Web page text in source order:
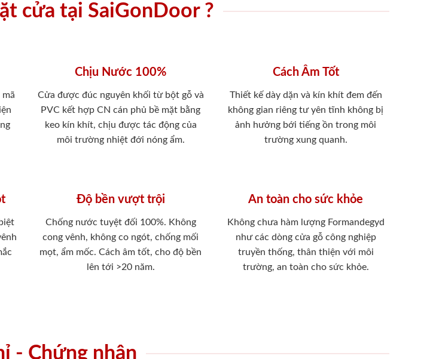
cửa tại SaiGonDoor ?
mã
Chịu Nước 100%
Cửa được đúc nguyên khối từ bột gỗ và
PVC kết hợp CN cán phủ bề mặt bằng
keo kín khít, chịu được tác động của
môi trường nhiệt đới nóng ẩm.
Cách Âm Tốt
Thiết kế dày dặn và kín khít đem đến
không gian riêng tư yên tĩnh không bị
ảnh hưởng bới tiếng ồn trong môi
trường xung quanh.
Độ bền vượt trội
Chống nước tuyệt đối 100%. Không
cong vênh, không co ngót, chống mối
mọt, ẩm mốc. Cách âm tốt, cho độ bền
lên tới >20 năm.
An toàn cho sức khỏe
Không chưa hàm lượng Formandegyd
như các dòng cửa gỗ công nghiệp
truyền thống, thân thiện với môi
trường, an toàn cho sức khỏe.
- Chứng nhận